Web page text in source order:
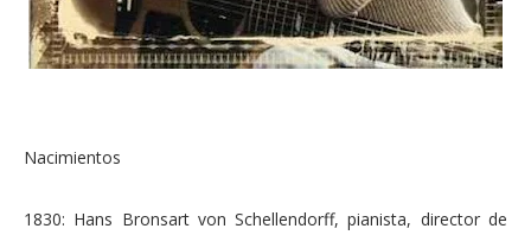
Nacimientos
1830: Hans Bronsart von Schellendorff, pianista, director de